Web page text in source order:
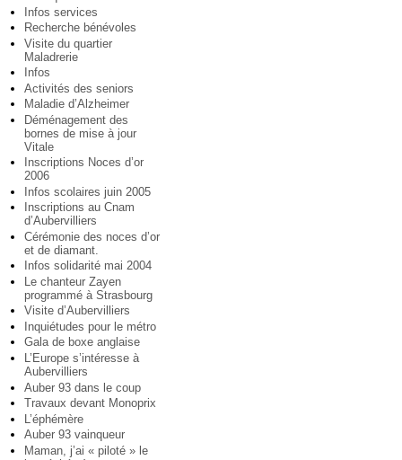
Infos services
Recherche bénévoles
Visite du quartier
Maladrerie
Infos
Activités des seniors
Maladie d’Alzheimer
Déménagement des
bornes de mise à jour
Vitale
Inscriptions Noces d’or
2006
Infos scolaires juin 2005
Inscriptions au Cnam
d’Aubervilliers
Cérémonie des noces d’or
et de diamant.
Infos solidarité mai 2004
Le chanteur Zayen
programmé à Strasbourg
Visite d’Aubervilliers
Inquiétudes pour le métro
Gala de boxe anglaise
L’Europe s’intéresse à
Aubervilliers
Auber 93 dans le coup
Travaux devant Monoprix
L’éphémère
Auber 93 vainqueur
Maman, j’ai « piloté » le